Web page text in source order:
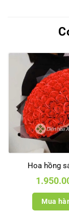
Hoa hồng
Mua